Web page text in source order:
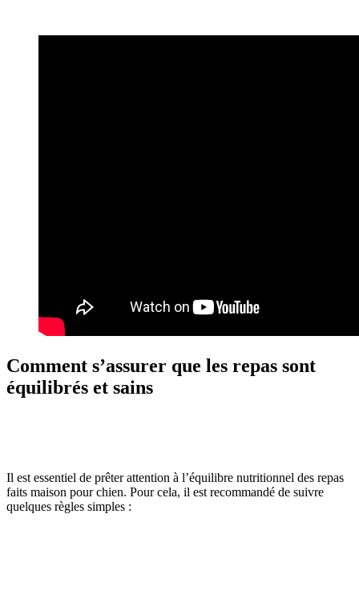
Comment s’assurer que les repas sont
équilibrés et sains
Il est essentiel de prêter attention à l’équilibre nutritionnel des repas
faits maison pour chien. Pour cela, il est recommandé de suivre
quelques règles simples :